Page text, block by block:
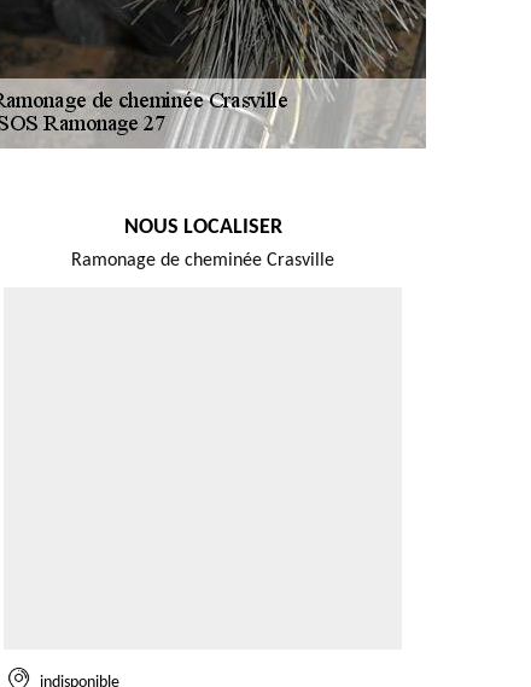
NOUS LOCALISER
Ramonage de cheminée Crasville
indisponible